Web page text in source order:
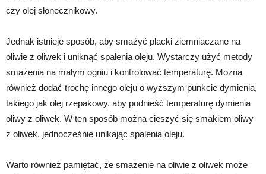
czy olej słonecznikowy.
Jednak istnieje sposób, aby smażyć placki ziemniaczane na
oliwie z oliwek i uniknąć spalenia oleju. Wystarczy użyć metody
smażenia na małym ogniu i kontrolować temperaturę. Można
również dodać trochę innego oleju o wyższym punkcie dymienia,
takiego jak olej rzepakowy, aby podnieść temperaturę dymienia
oliwy z oliwek. W ten sposób można cieszyć się smakiem oliwy
z oliwek, jednocześnie unikając spalenia oleju.
Warto również pamiętać, że smażenie na oliwie z oliwek może